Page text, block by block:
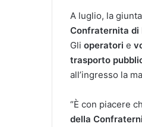
A luglio, la
Confraternita di
Gli operatori e
trasporto
all’ingresso la
“È con piacere
della